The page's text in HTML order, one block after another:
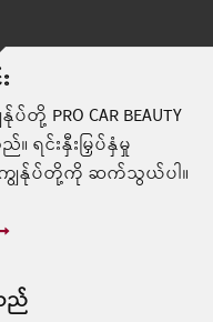
PRO CAR BEAUTY
။ ရင်းနှီးမြှပ်နှံမှု
ကျွန်ုပ်တို့ကို ဆက်သွယ်ပါ။
ည်